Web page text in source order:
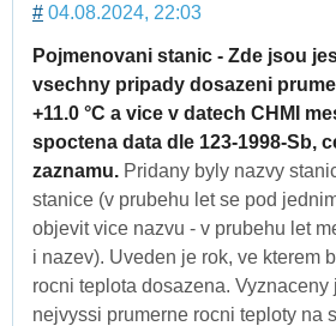
# 04.08.2024, 22:03
Pojmenovani stanic - Zde jsou
vsechny pripady dosazeni
+11.0 °C a vice v datech CHMI
spoctena data dle 123-1998-Sb,
zaznamu. Pridany byly nazvy
stanice (v prubehu let se pod
objevit vice nazvu - v prubehu let
i nazev). Uveden je rok, ve kterem
rocni teplota dosazena. Vyznaceny
nejvyssi prumerne rocni teploty na